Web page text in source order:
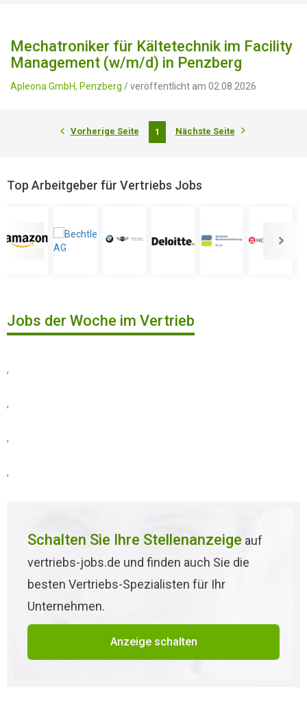
Mechatroniker für Kältetechnik im Facility
Management (w/m/d) in Penzberg
Apleona GmbH, Penzberg / veröffentlicht am 02.08.2026
Vorherige Seite 1 Nächste Seite
Top Arbeitgeber für Vertriebs Jobs
Jobs der Woche im Vertrieb
,
,
,
,
Schalten Sie Ihre Stellenanzeige auf
vertriebs-jobs.de und finden auch Sie die
besten Vertriebs-Spezialisten für Ihr
Unternehmen.
Anzeige schalten